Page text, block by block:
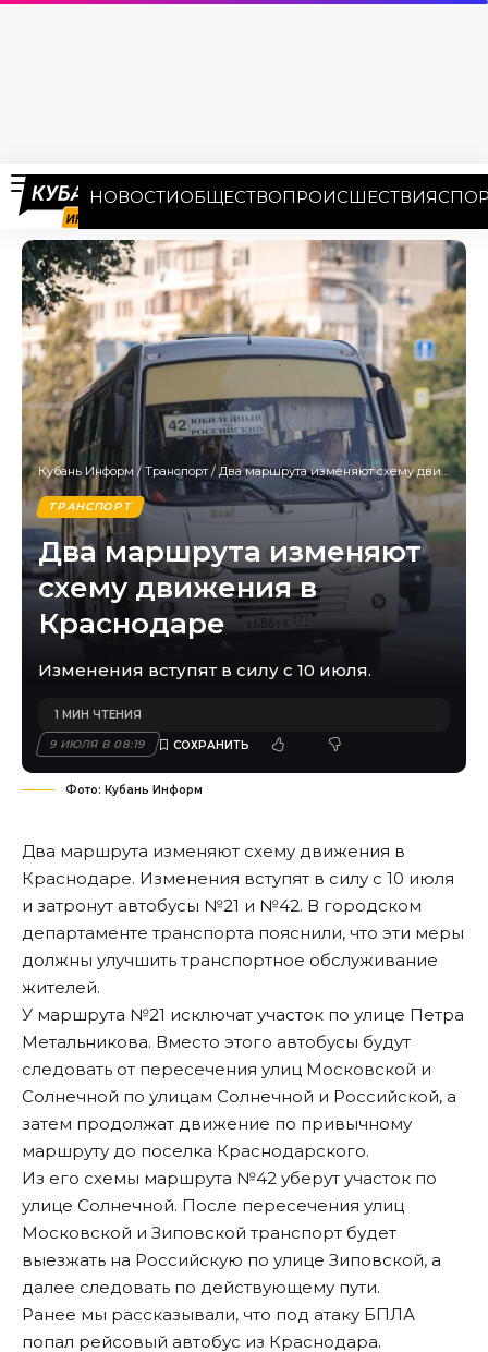
НОВОСТИОБЩЕСТВОПРОИСШЕСТВИЯ
Кубань Информ / Транспорт/ Два маршрута изменяют схему движения в Краснодаре
ТРАНСПОРТ
Два маршрута изменяют
схему движения в
Краснодаре
Изменения вступят в силу с 10 июля.
9 ИЮЛЯ В 08:19
1 МИН ЧТЕНИЯ
Фото: Кубань Информ
Два маршрута изменяют схему движения в
Краснодаре. Изменения вступят в силу с 10 июля
и затронут автобусы №21 и №42. В городском
департаменте транспорта пояснили, что эти меры
должны улучшить транспортное обслуживание
жителей.
У маршрута №21 исключат участок по улице Петра
Метальникова. Вместо этого автобусы будут
следовать от пересечения улиц Московской и
Солнечной по улицам Солнечной и Российской, а
затем продолжат движение по привычному
маршруту до поселка Краснодарского.
Из его схемы маршрута №42 уберут участок по
улице Солнечной. После пересечения улиц
Московской и Зиповской транспорт будет
выезжать на Российскую по улице Зиповской, а
далее следовать по действующему пути.
Ранее мы рассказывали, что под атаку БПЛА
попал рейсовый автобус из Краснодара.